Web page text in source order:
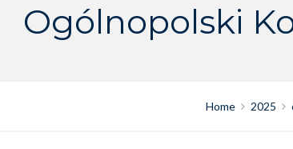
Ogólnopolski
Home 2025